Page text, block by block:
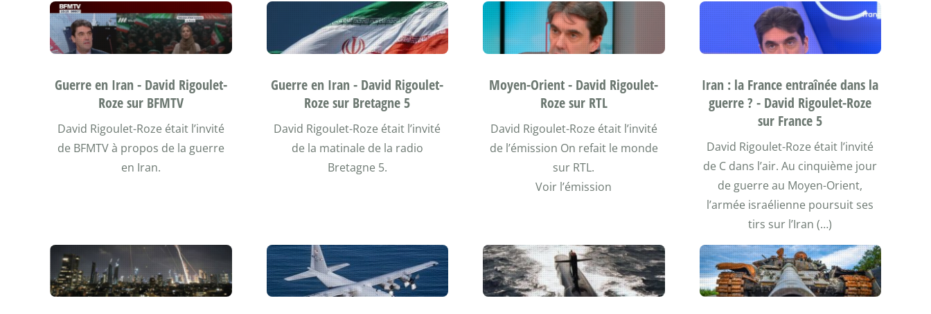
Guerre en Iran - David Rigoulet-
Roze sur BFMTV
David Rigoulet-Roze était l’invité
de BFMTV à propos de la guerre
en Iran.
Guerre en Iran - David Rigoulet-
Roze sur Bretagne 5
David Rigoulet-Roze était l’invité
de la matinale de la radio
Bretagne 5.
Moyen-Orient - David Rigoulet-
Roze sur RTL
David Rigoulet-Roze était l’invité
de l’émission On refait le monde
sur RTL.
Voir l’émission
Iran : la France entraînée dans la
guerre ? - David Rigoulet-Roze
sur France 5
David Rigoulet-Roze était l’invité
de C dans l’air. Au cinquième jour
de guerre au Moyen-Orient,
l’armée israélienne poursuit ses
tirs sur l’Iran (…)